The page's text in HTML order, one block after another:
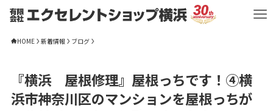
HOME 新着情報 ブログ
『横浜 屋根修理』屋根っちです！④横
浜市神奈川区のマンションを屋根っちが